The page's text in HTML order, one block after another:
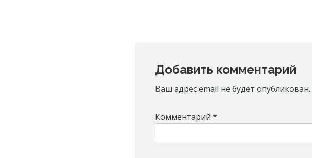
Interactions
Добавить комментарий
Ваш адрес email не будет опубликован.
Комментарий *